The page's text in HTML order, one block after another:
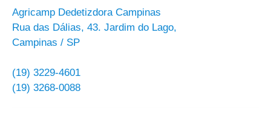
Agricamp Dedetizdora Campinas
Rua das Dálias, 43. Jardim do Lago,
Campinas / SP
(19) 3229-4601
(19) 3268-0088